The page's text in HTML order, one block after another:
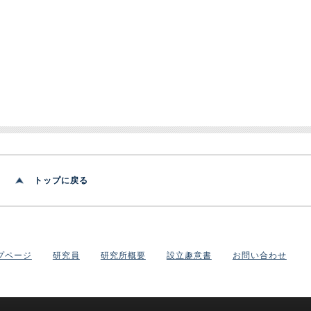
トップに戻る
ページ 研究員 研究所概要 設立趣意書 お問い合わせ